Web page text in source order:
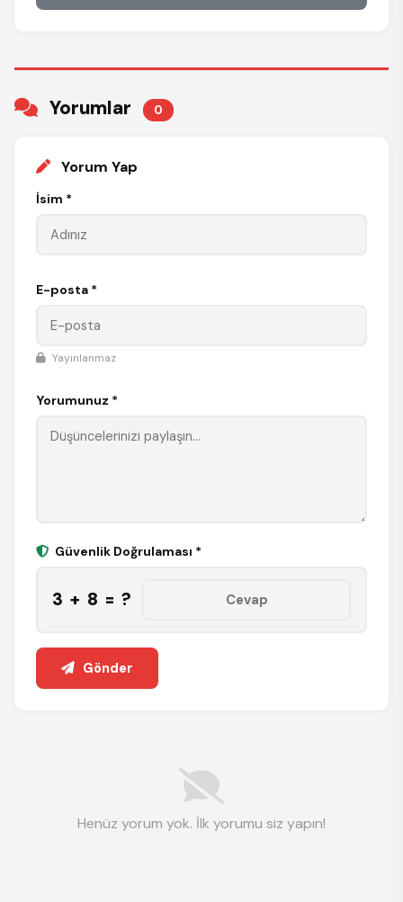
Yorumlar 0
Yorum Yap
İsim *
E-posta *
Yayınlanmaz
Yorumunuz *
Güvenlik Doğrulaması *
3 + 8 = ?
Gönder
Henüz yorum yok. İlk yorumu siz yapın!